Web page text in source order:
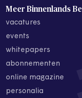
Meer Binnenlands
vacatures
events
whitepapers
abonnementen
online magazine
personalia